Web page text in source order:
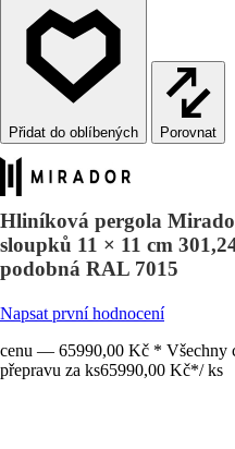
Porovnat
Hliníková pergola
sloupků 11 × 11 cm
podobná RAL 7015
Napsat první hodnocení
cenu — 65990,00 Kč * Všechny
přepravu za ks65990,00 Kč*/ ks